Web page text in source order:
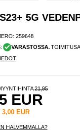
5G
259648
VARASTOSSA.
21,95
EUR
3,00 EUR
HALVEMMALLA?